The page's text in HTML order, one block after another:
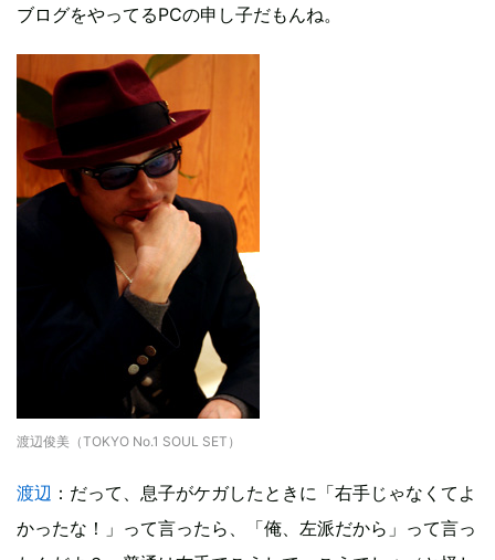
ブログをやってるPCの申し子だもんね。
渡辺俊美（TOKYO No.1 SOUL SET）
渡辺 ：だって、息子がケガしたときに「右手じゃなくてよ
かったな！」って言ったら、「俺、左派だから」って言っ